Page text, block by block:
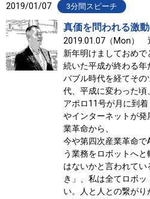
2019/01/07 3分間スピーチ
真価を問われる激
2019.01.07（Mon）
新年明けましておめ
続いた平成が終わる年
バブル時代を経てそ
代、平成に変わった頃
アポロ11号が月に到
やインターネットが
業革命から、
今や第四次産業革命
う業務をロボットへ
はないかと言われて
き」、私は全てロボ
い。人と人との繋がり